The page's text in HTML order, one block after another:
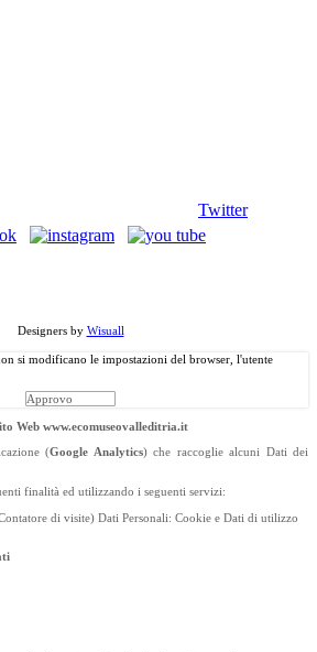
Twitter
Designers by Wisuall
si modificano le impostazioni del browser, l'utente
Approvo
Web www.ecomuseovalleditria.it
(Google Analytics) che raccoglie alcuni Dati dei
finalità ed utilizzando i seguenti servizi:
di visite) Dati Personali: Cookie e Dati di utilizzo